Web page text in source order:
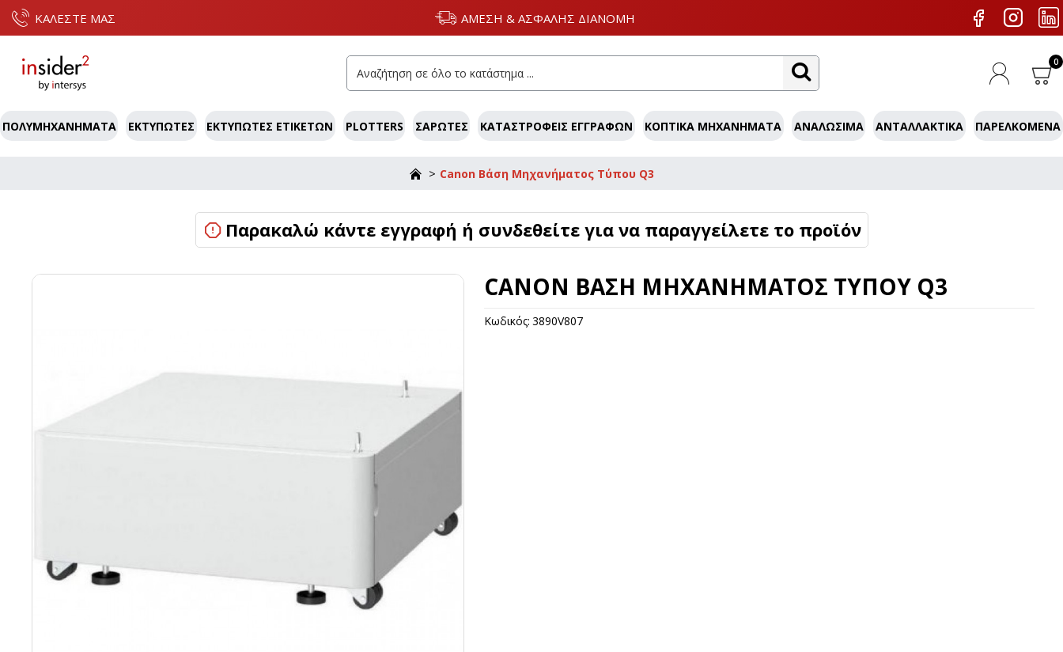
ΚΑΛΕΣΤΕ ΜΑΣ ΑΜΕΣΗ & ΑΣΦΑΛΗΣ ΔΙΑΝΟΜΗ
0
ΠΟΛΥΜΗΧΑΝΉΜΑΤΑ ΕΚΤΥΠΩΤΈΣ ΕΚΤΥΠΩΤΈΣ ΕΤΙΚΕΤΏΝ PLOTTERS ΣΑΡΩΤΈΣ ΚΑΤΑΣΤΡΟΦΕΊΣ ΕΓΓΡΆΦΩΝ ΚΟΠΤΙΚΆ ΜΗΧΑΝΉΜΑΤΑ ΑΝΑΛΏΣΙΜΑ ΑΝΤΑΛΛΑΚΤΙΚΆ ΠΑΡΕΛΚΌΜΕΝΑ
Canon Βάση Μηχανήματος Τύπου Q3
Παρακαλώ κάντε εγγραφή ή συνδεθείτε για να παραγγείλετε το προϊόν
CANON ΒΆΣΗ ΜΗΧΑΝΉΜΑΤΟΣ ΤΎΠΟΥ Q3
Κωδικός: 3890V807